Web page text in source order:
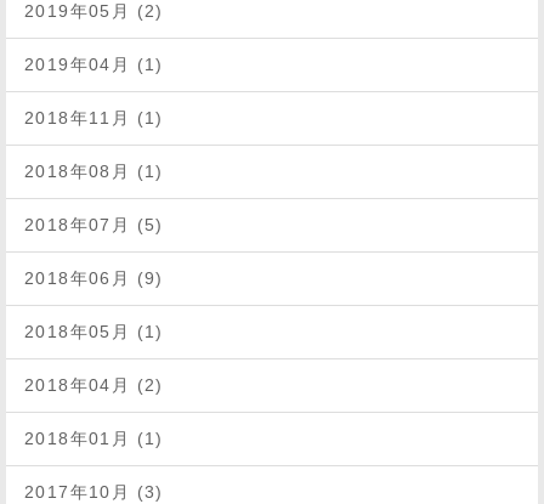
2019年05月 (2)
2019年04月 (1)
2018年11月 (1)
2018年08月 (1)
2018年07月 (5)
2018年06月 (9)
2018年05月 (1)
2018年04月 (2)
2018年01月 (1)
2017年10月 (3)